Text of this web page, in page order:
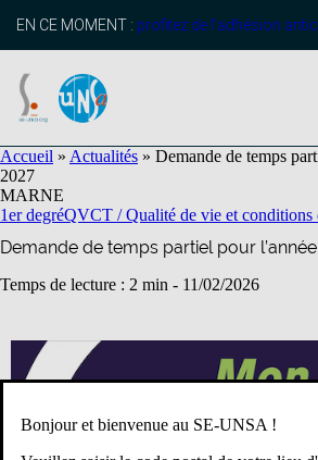
principal
EN CE MOMENT : profitez de l’adhésion
Accueil » Actualités » Demande de temps
2027
MARNE
1er degréQVCT / Qualité de vie et conditions
Demande de temps partiel pour
Temps de lecture : 2 min - 11/02/2026
Bonjour et bienvenue au SE-UNSA !